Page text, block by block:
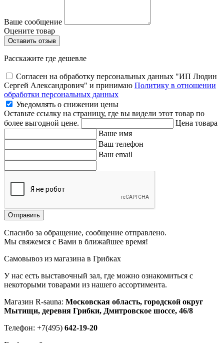
Ваше сообщение
Оцените товар
Расскажите где дешевле
Согласен на обработку персональных данных "ИП Людин
Сергей Александрович" и принимаю Политику в отношении
обработки персональных данных
Уведомлять о снижении цены
Оставьте ссылку на страницу, где вы видели этот товар по
более выгодной цене.
Цена товара
Ваше имя
Ваш телефон
Ваш email
Отправить
Спасибо за обращение, сообщение отправлено.
Мы свяжемся с Вами в ближайшее время!
Самовывоз из магазина в Грибках
У нас есть выставочный зал, где можно ознакомиться с
некоторыми товарами из нашего ассортимента.
Магазин R-sauna: Московская область, городской округ
Мытищи, деревня Грибки, Дмитровское шоссе, 46/8
Телефон: +7(495) 642-19-20